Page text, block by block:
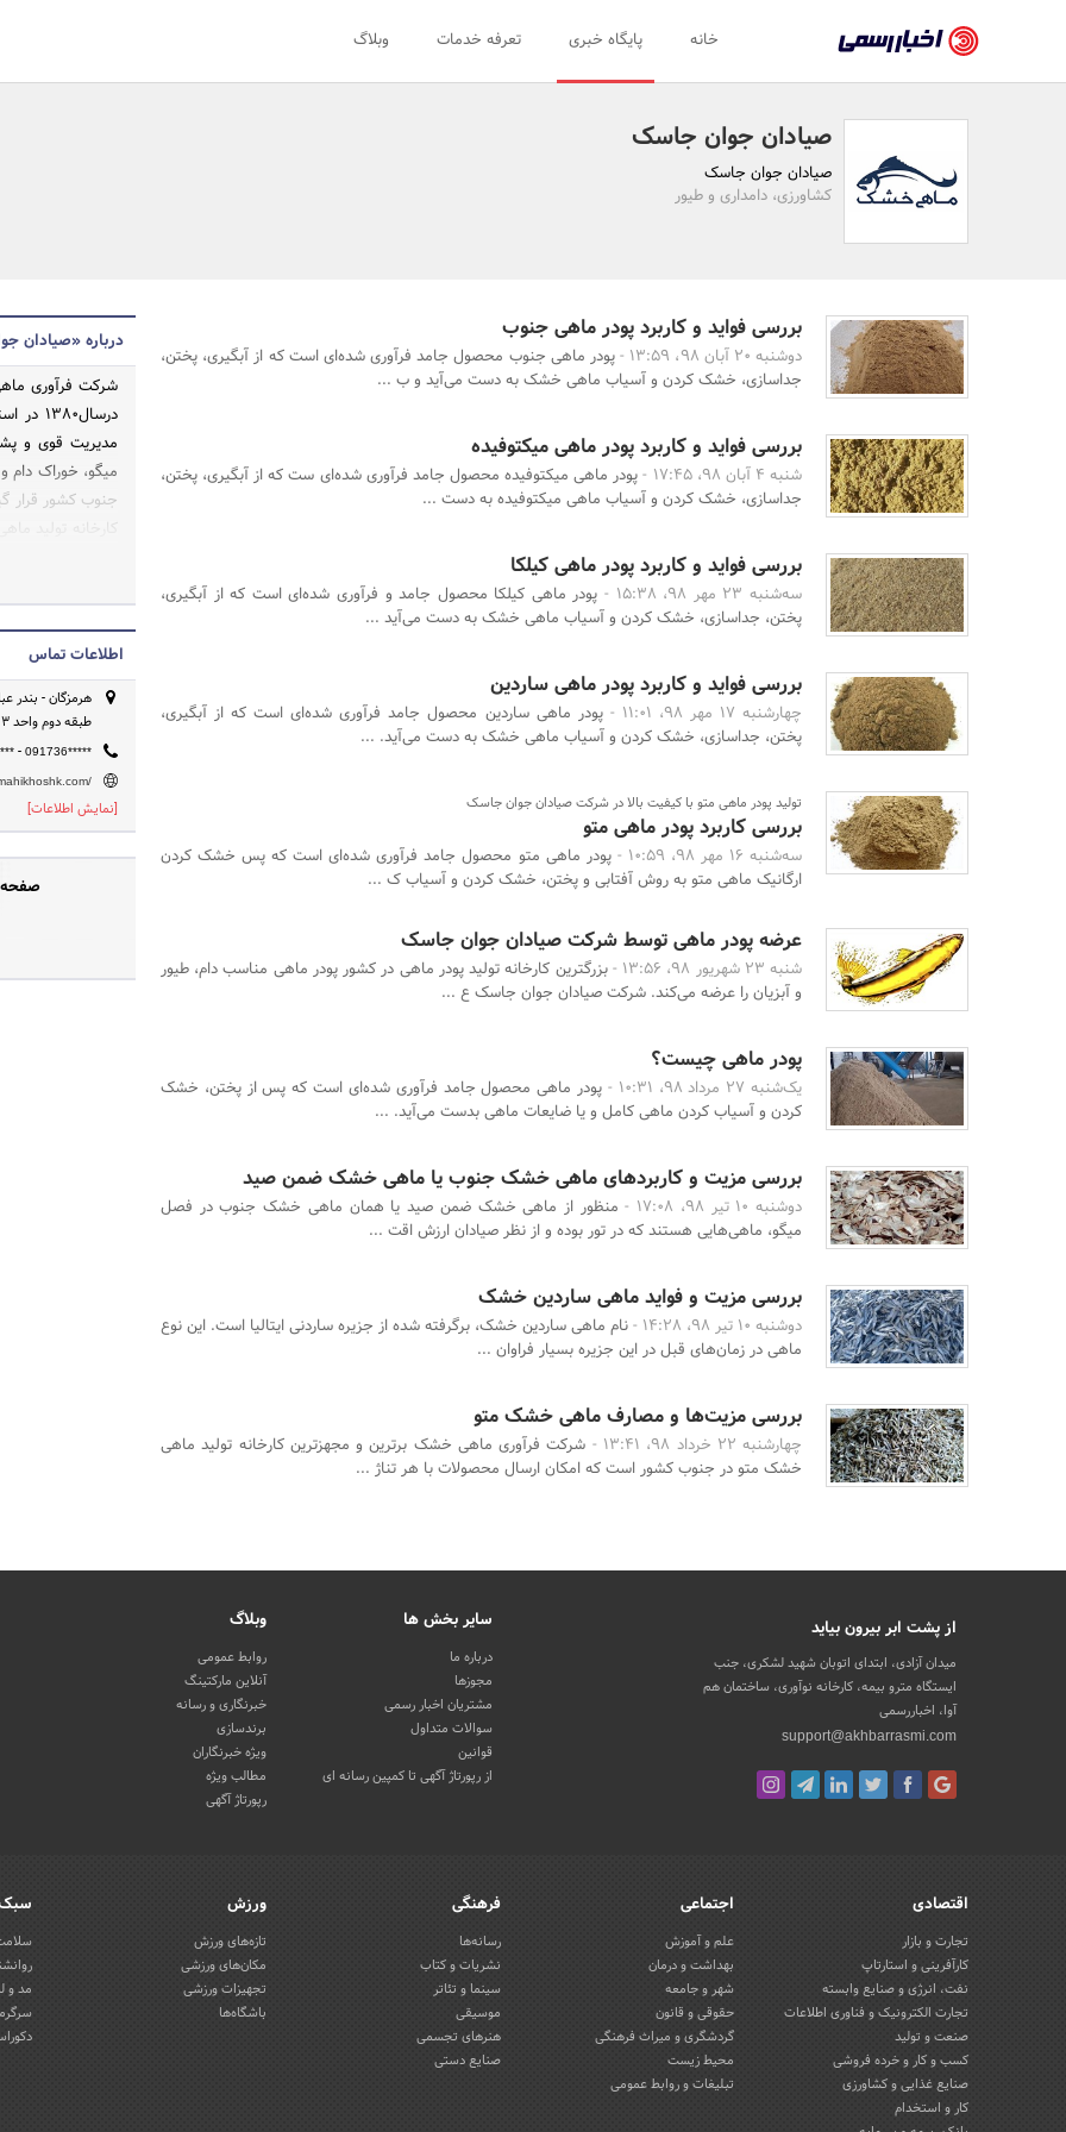
رسمی
-
اخبار
تایید
سازمان‌ها
و
روابط
عمومی‌ها
خانه پایگاه خبری تعرفه خدمات وبلاگ
صیادان جوان جاسک
صیادان جوان جاسک
کشاورزی، دامداری و طیور
بررسی فواید و کاربرد پودر ماهی جنوب
دوشنبه 20 آبان 98، 13:59 -
پودر ماهی جنوب محصول جامد فرآوری شده‌ای است که از آبگیری، پختن،
جداسازی، خشک کردن و آسیاب ماهی خشک به دست می‌آید و ب ...
بررسی فواید و کاربرد پودر ماهی میکتوفیده
شنبه 4 آبان 98، 17:45 -
پودر ماهی میکتوفیده محصول جامد فرآوری شده‌ای ست که از آبگیری، پختن،
جداسازی، خشک کردن و آسیاب ماهی میکتوفیده به دست ...
بررسی فواید و کاربرد پودر ماهی کیلکا
سه‌شنبه 23 مهر 98، 15:38 -
پودر ماهی کیلکا محصول جامد و فرآوری شده‌ای است که از آبگیری،
پختن، جداسازی، خشک کردن و آسیاب ماهی خشک به دست می‌آید ...
بررسی فواید و کاربرد پودر ماهی ساردین
چهارشنبه 17 مهر 98، 11:01 -
پودر ماهی ساردین محصول جامد فرآوری شده‌ای است که از آبگیری،
پختن، جداسازی، خشک کردن و آسیاب ماهی خشک به دست می‌آید. ...
تولید پودر ماهی متو با کیفیت بالا در شرکت صیادان جوان جاسک
بررسی کاربرد پودر ماهی متو
سه‌شنبه 16 مهر 98، 10:59 -
پودر ماهی متو محصول جامد فرآوری شده‌ای است که پس خشک کردن
ارگانیک ماهی متو به روش آفتابی و پختن، خشک کردن و آسیاب ک ...
عرضه پودر ماهی توسط شرکت صیادان جوان جاسک
شنبه 23 شهریور 98، 13:56 -
بزرگترین کارخانه تولید پودر ماهی در کشور پودر ماهی مناسب دام، طیور
و آبزیان را عرضه ‌می‌کند. شرکت صیادان جوان جاسک ع ...
پودر ماهی چیست؟
یک‌شنبه 27 مرداد 98، 10:31 -
پودر ماهی محصول جامد فرآوری شده‌ای است که پس از پختن، خشک
کردن و آسیاب کردن ماهی کامل و یا ضایعات ماهی بدست می‌آید. ...
بررسی مزیت و کاربردهای ماهی خشک جنوب یا ماهی خشک ضمن صید
دوشنبه 10 تیر 98، 17:08 -
منظور از ماهی خشک ضمن صید یا همان ماهی خشک جنوب در فصل
میگو، ماهی‌هایی هستند که در تور بوده و از نظر صیادان ارزش اقت ...
بررسی مزیت و فواید ماهی ساردین خشک
دوشنبه 10 تیر 98، 14:28 -
نام ماهی ساردین خشک، برگرفته شده از جزیره ساردنی ایتالیا است. این نوع
ماهی در زمان‌های قبل در این جزیره بسیار فراوان ...
بررسی مزیت‌ها و مصارف ماهی خشک متو
چهارشنبه 22 خرداد 98، 13:41 -
شرکت فرآوری ماهی خشک برترین و مجهزترین کارخانه تولید ماهی
خشک متو در جنوب کشور است که امکان ارسال محصولات با هر تناژ ...
درباره «صیادان
شرکت فرآوری
مدیریت قوی و
میگو، خوراک دام
جنوب کشور قرار
خشک ، پودر
ماهی و روغن
صادرات و ارسال
دنیا • امکان
صیادان با تجربه
اطلاعات تماس
طبقه دوم واحد 3
- 091736*****
[نمایش اطلاعات]
صفحه
از پشت ابر بیرون بیاید
میدان آزادی، ابتدای اتوبان شهید لشکری، جنب
ایستگاه مترو بیمه، کارخانه نوآوری، ساختمان هم
آوا، اخباررسمی
support@akhbarrasmi.com
سایر بخش ها
درباره ما
مجوزها
مشتریان اخبار رسمی
سوالات متداول
قوانین
از رپورتاژ آگهی تا کمپین رسانه ای
وبلاگ
روابط عمومی
آنلاین مارکتینگ
خبرنگاری و رسانه
برندسازی
ویژه خبرنگاران
مطالب ویژه
رپورتاژ آگهی
اقتصادی
تجارت و بازار
کارآفرینی و استارتاپ
نفت، انرژی و صنایع وابسته
تجارت الکترونیک و فناوری اطلاعات
صنعت و تولید
کسب و کار و خرده فروشی
صنایع غذایی و کشاورزی
کار و استخدام
اجتماعی
علم و آموزش
بهداشت و درمان
شهر و جامعه
حقوقی و قانون
گردشگری و میراث فرهنگی
محیط زیست
تبلیغات و روابط عمومی
فرهنگی
رسانه‌ها
نشریات و کتاب
سینما و تئاتر
موسیقی
هنرهای تجسمی
صنایع دستی
ورزش
تازه‌های ورزش
مکان‌های ورزشی
تجهیزات ورزشی
باشگاه‌ها
مد و